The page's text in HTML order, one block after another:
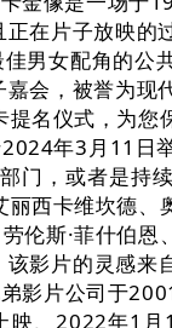
在片子放映的
男女配角的公
会，被誉为现
名仪式，为您
年3月11日
门，或者是持
西卡维坎德、
斯·菲什伯恩
影片的灵感
影片公司于
、2022年1